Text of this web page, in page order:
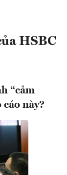
HSBC
“cảm
này?